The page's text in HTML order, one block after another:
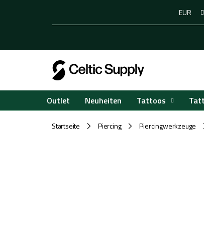
EUR
Outlet Neuheiten Tattoos
Startseite / Piercing / Piercingwerkzeuge